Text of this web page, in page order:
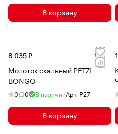
В корзину
8 035 ₽
Молоток скальный PETZL
BONGO
0 0 В наличииАрт. P27
В корзину